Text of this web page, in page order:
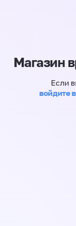
Магазин
Если
войдите